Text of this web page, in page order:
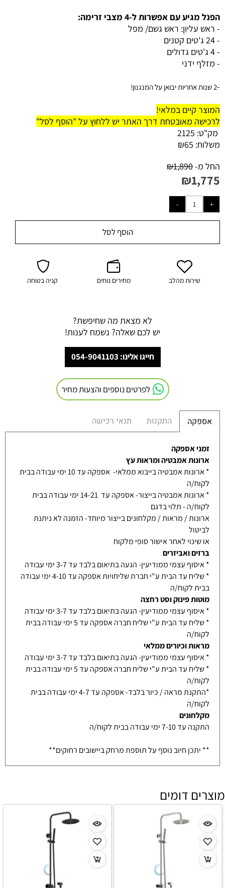
הפנל מגיע עם אפשרות ל-4 מצבי זרימה:
- ראש עליון: ראש גשם/ מפל
- 24 ג'טים קטנים
- 4 ג'טים גדולים
- מזלף ידני
-2 שנות אחריות יבואן על המנגנון!
המוצר קיים במלאי!
לרכישה מאובטחת דרך האתר יש ללחוץ על "הוסף לסל"
מק"ט: 2125
משלוח:
₪65
החל מ-
₪1,890
₪1,775
הוסף לסל
שירות מהלב מחירים נוחים קניה בטוחה
לא מצאת מה שחיפשת?
יש לכם שאלה? נשמח לענות!
חייגו אלינו: 054-9041103
לפרטים נוספים והצעות מחיר
אספקה התקנות תנאי רכישה
זמני אספקה
ארונות אמבטיה ומראות עץ
* ארונות אמבטיה בייבוא ממלאי- אספקה עד 10 ימי עבודה בבית
לקוח/ה
* ארונות אמבטיה בייצור- אספקה עד 14-21 ימי עבודה בבית
לקוח/ה - תלוי בדגם
ארונות / מראות / מקלחונים בייצור מיוחד- הזמנה לא ניתנת
לביטול
או שינוי לאחר אישור סופי מלקוח
ברזים ואביזרים
* איסוף עצמי ממודיעין- הגעה בתיאום בלבד עד 3-7 ימי עבודה
* שליח עד הבית ע"י חברת שליחויות אספקה עד 4-10 ימי עבודה
בבית לקוח/ה
מוטות פינוק וסט רחצה
* איסוף עצמי ממודיעין- הגעה בתיאום בלבד עד 3-7 ימי עבודה
* שליח עד הבית ע"י שליח חברה אספקה עד 5 ימי עבודה בבית
לקוח/ה
מראות וכיורים ממלאי
* איסוף עצמי ממודיעין- הגעה בתיאום בלבד עד 3-7 ימי עבודה
* שליח עד הבית ע"י שליח חברה אספקה עד 5 ימי עבודה בבית
לקוח/ה
*התקנת מראה / כיור בלבד- אספקה עד 4-7 ימי עבודה בבית
לקוח/ה
מקלחונים
התקנה עד 7-10 ימי עבודה בבית לקוח/ה
** יתכן חיוב נוסף על תוספת מרחק ביישובים רחוקים**
מוצרים דומים